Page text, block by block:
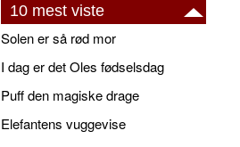
10 mest viste
Solen er så rød mor
I dag er det Oles fødselsdag
Puff den magiske drage
Elefantens vuggevise